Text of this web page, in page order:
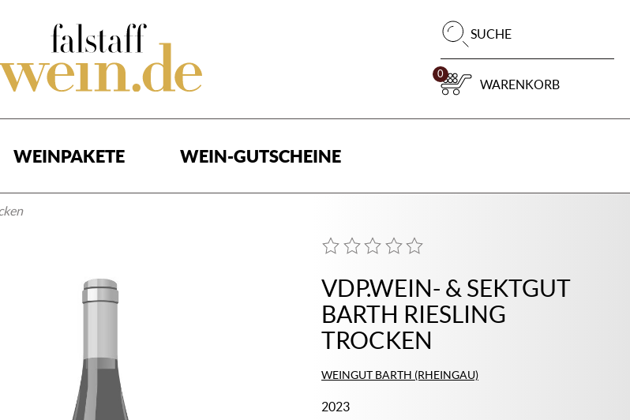
SUCHE
0
WARENKORB
WEINPAKETE WEIN-GUTSCHEINE
VDP.WEIN- & SEKTGUT
BARTH RIESLING
TROCKEN
WEINGUT BARTH (RHEINGAU)
2023